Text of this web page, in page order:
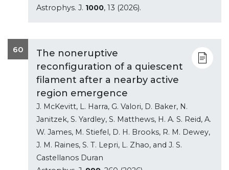
Astrophys. J. 1000, 13 (2026).
60
The noneruptive
reconfiguration of a quiescent
filament after a nearby active
region emergence
J. McKevitt, L. Harra, G. Valori, D. Baker, N.
Janitzek, S. Yardley, S. Matthews, H. A. S. Reid, A.
W. James, M. Stiefel, D. H. Brooks, R. M. Dewey,
J. M. Raines, S. T. Lepri, L. Zhao, and J. S.
Castellanos Duran